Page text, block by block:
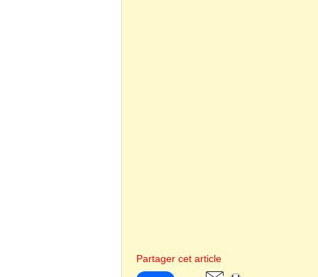
Partager cet article